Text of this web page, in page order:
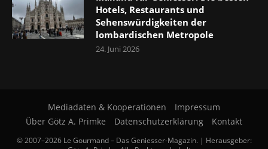
Hotels, Restaurants und
Sehenswürdigkeiten der
lombardischen Metropole
24. Juni 2026
Mediadaten & Kooperationen
Impressum
Über Götz A. Primke
Datenschutzerklärung Kontakt
© 2007–2026 Le Gourmand – Das Geniesser-Magazin. | Herausgeber: